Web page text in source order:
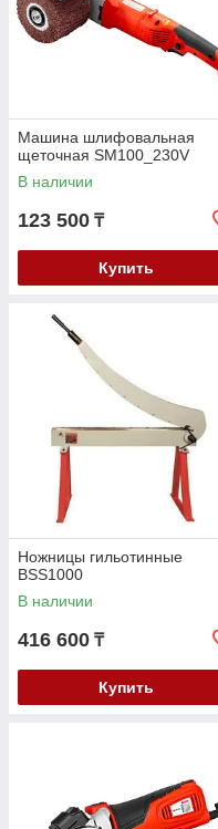
Машина шлифовальная
щеточная SM100_230V
В наличии
123 500 ₸
Купить
Ножницы гильотинные
BSS1000
В наличии
416 600 ₸
Купить